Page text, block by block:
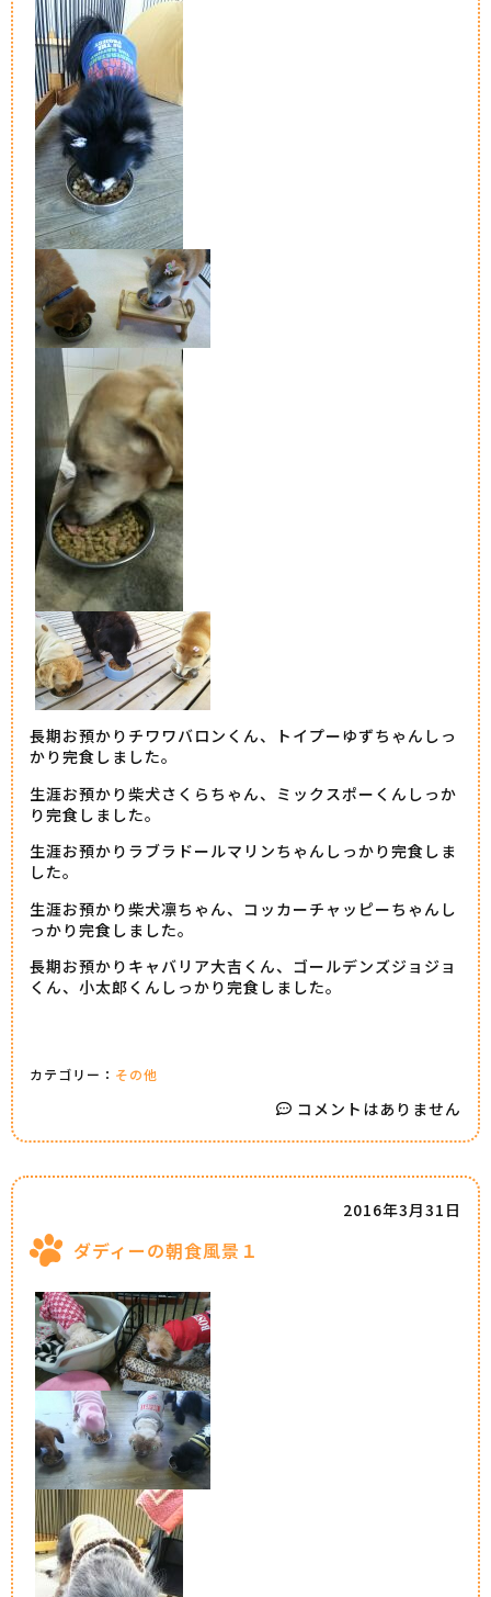
長期お預かりチワワバロンくん、トイプーゆずちゃんしっ
かり完食しました。
生涯お預かり柴犬さくらちゃん、ミックスポーくんしっか
り完食しました。
生涯お預かりラブラドールマリンちゃんしっかり完食しま
した。
生涯お預かり柴犬凛ちゃん、コッカーチャッピーちゃんし
っかり完食しました。
長期お預かりキャバリア大吉くん、ゴールデンズジョジョ
くん、小太郎くんしっかり完食しました。
カテゴリー： その他
コメントはありません
ダディーの朝食風景１
2016年3月31日